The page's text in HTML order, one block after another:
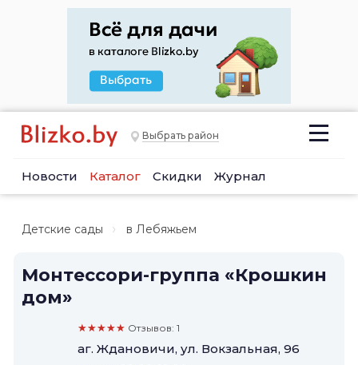
Выбрать район
Новости Каталог Скидки Журнал
Детские сады в Лебяжьем
Монтессори-группа «Крошкин
дом»
★★★★★ Отзывов: 1
аг. Ждановичи, ул. Вокзальная, 96